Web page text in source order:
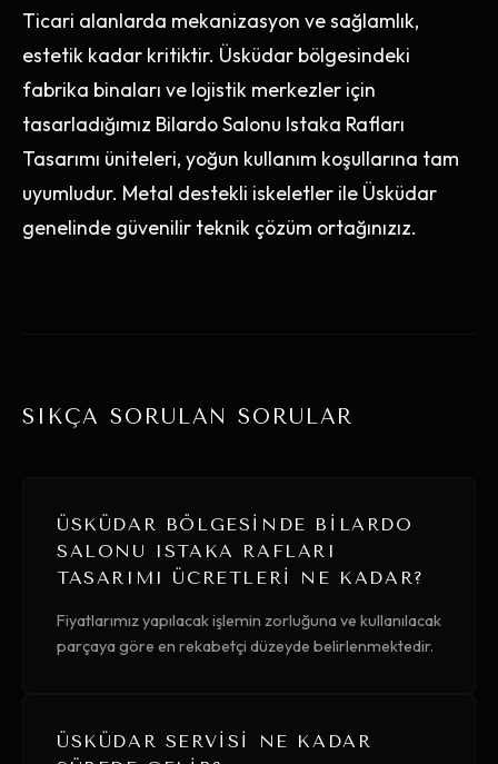
Ticari alanlarda mekanizasyon ve sağlamlık,
estetik kadar kritiktir. Üsküdar bölgesindeki
fabrika binaları ve lojistik merkezler için
tasarladığımız Bilardo Salonu Istaka Rafları
Tasarımı üniteleri, yoğun kullanım koşullarına tam
uyumludur. Metal destekli iskeletler ile Üsküdar
genelinde güvenilir teknik çözüm ortağınızız.
SIKÇA SORULAN SORULAR
ÜSKÜDAR BÖLGESINDE BILARDO
SALONU ISTAKA RAFLARI
TASARIMI ÜCRETLERI NE KADAR?
Fiyatlarımız yapılacak işlemin zorluğuna ve kullanılacak
parçaya göre en rekabetçi düzeyde belirlenmektedir.
ÜSKÜDAR SERVISI NE KADAR